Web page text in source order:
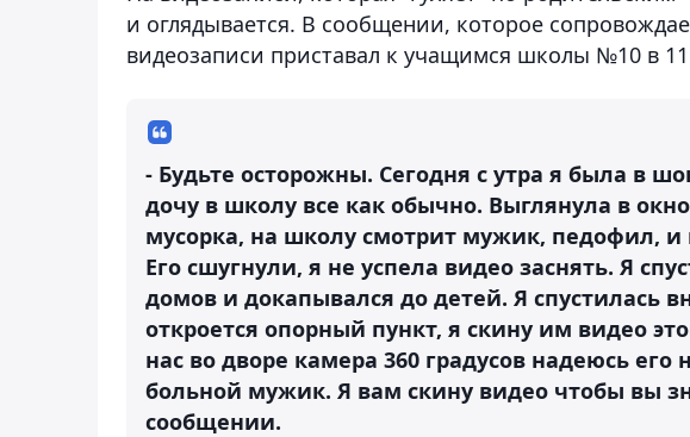
и оглядывается. В сообщении, которое
видеозаписи приставал к учащимся школы №10 в
- Будьте осторожны. Сегодня с утра я была в
дочу в школу все как обычно. Выглянула в
мусорка, на школу смотрит мужик, педофил, и
Его сшугнули, я не успела видео заснять. Я
домов и докапывался до детей. Я спустилась
откроется опорный пункт, я скину им видео
нас во дворе камера 360 градусов надеюсь
больной мужик. Я вам скину видео чтобы вы
сообщении.